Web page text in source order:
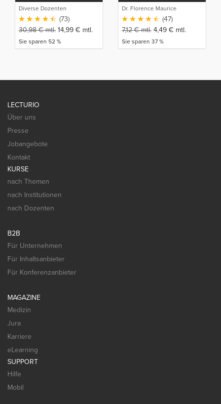
Diverse Dozenten
(73)
30,98€mtl. 14,99 € mtl.
Sie sparen 52 %
Dr. Florence Maurice
(47)
7,12€mtl. 4,49 € mtl.
Sie sparen 37 %
LECTURIO
Über uns
Presse
Jobangebote
Kontakt
KURSE
nach Themen
nach Institutionen
nach Dozenten
B2B
Für Unternehmen
Für Inhaltsanbieter
Für Konferenzanbieter
MAGAZINE
Medizin
Jura
Karriere
eLearning
SUPPORT
Hilfe
Mobil